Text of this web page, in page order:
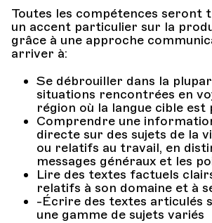
Toutes les compétences seront
un accent particulier sur la
grâce à une approche
arriver à:
Se débrouiller dans la
situations rencontrées en
région où la langue cible est
Comprendre une
directe sur des sujets de la
ou relatifs au travail, en
messages généraux et les
Lire des textes factuels
relatifs à son domaine et à
-Écrire des textes articulés
une gamme de sujets variés